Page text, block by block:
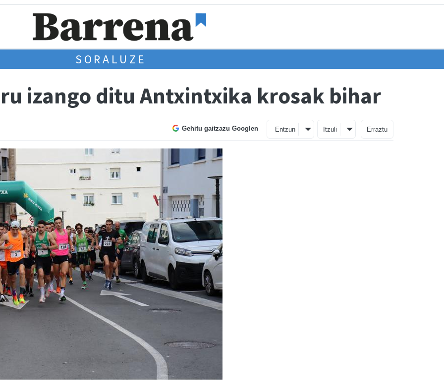
SORALUZE
izango ditu Antxintxika krosak bihar
Gehitu gaitzazu Googlen Entzun Itzuli Erraztu